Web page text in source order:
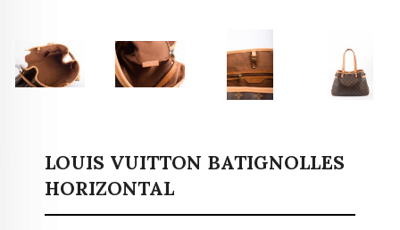
LOUIS VUITTON BATIGNOLLES
HORIZONTAL